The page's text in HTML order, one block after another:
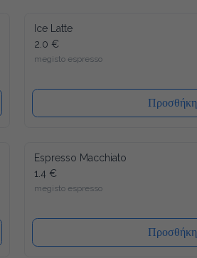
Ice Latte
2.0 €
megisto espresso
Προσθήκη
Espresso Macchiato
1.4 €
megisto espresso
Προσθήκη